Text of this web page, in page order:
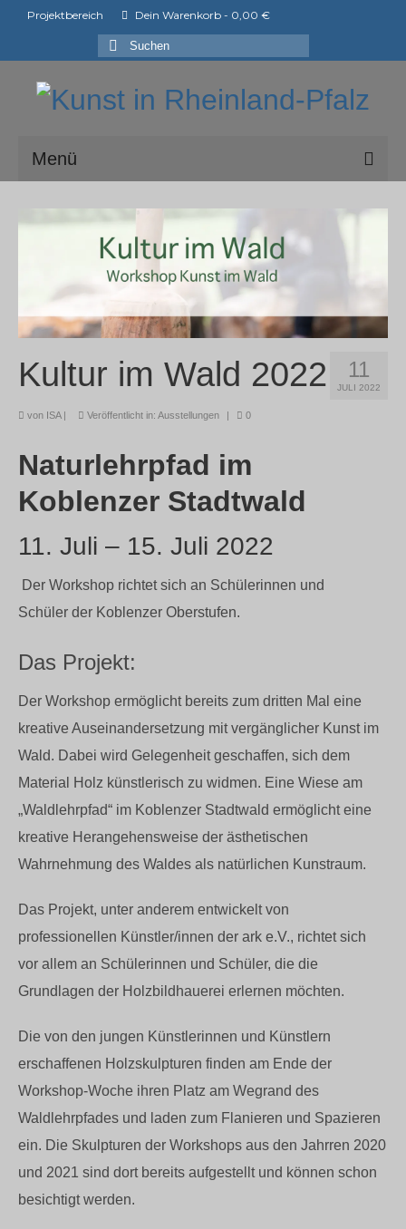
Projektbereich Dein Warenkorb - 0,00 €
Suchen
Menü
ark e.V.
Mitglieder der ark e.V.
Shop
Ausstellungen
11
JULI 2022
Kultur im Wald 2022
von ISA| Veröffentlicht in: Ausstellungen | 0
Naturlehrpfad im
Koblenzer Stadtwald
11. Juli – 15. Juli 2022
Der Workshop richtet sich an Schülerinnen und
Schüler der Koblenzer Oberstufen.
Das Projekt:
Der Workshop ermöglicht bereits zum dritten Mal eine
kreative Auseinandersetzung mit vergänglicher Kunst im
Wald. Dabei wird Gelegenheit geschaffen, sich dem
Material Holz künstlerisch zu widmen. Eine Wiese am
„Waldlehrpfad“ im Koblenzer Stadtwald ermöglicht eine
kreative Herangehensweise der ästhetischen
Wahrnehmung des Waldes als natürlichen Kunstraum.
Das Projekt, unter anderem entwickelt von
professionellen Künstler/innen der ark e.V., richtet sich
vor allem an Schülerinnen und Schüler, die die
Grundlagen der Holzbildhauerei erlernen möchten.
Die von den jungen Künstlerinnen und Künstlern
erschaffenen Holzskulpturen finden am Ende der
Workshop-Woche ihren Platz am Wegrand des
Waldlehrpfades und laden zum Flanieren und Spazieren
ein. Die Skulpturen der Workshops aus den Jahrren 2020
und 2021 sind dort bereits aufgestellt und können schon
besichtigt werden.